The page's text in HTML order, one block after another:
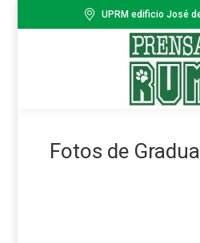
UPRM edificio José
Fotos de